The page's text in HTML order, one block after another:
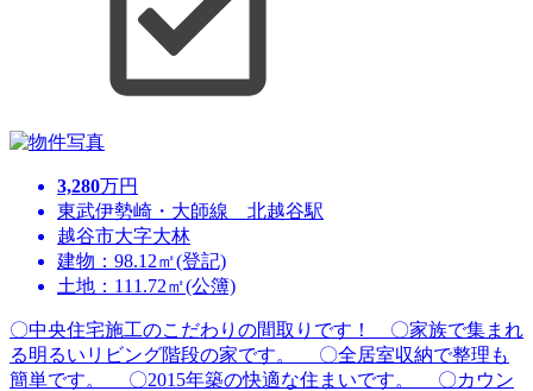
3,280万円
東武伊勢崎・大師線 北越谷駅
越谷市大字大林
建物：98.12㎡(登記)
土地：111.72㎡(公簿)
〇中央住宅施工のこだわりの間取りです！ 〇家族で集まれ
る明るいリビング階段の家です。 〇全居室収納で整理も
簡単です。 〇2015年築の快適な住まいです。 〇カウン